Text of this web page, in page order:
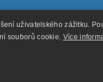
uživatelského zážitku.
souborů cookie. Více